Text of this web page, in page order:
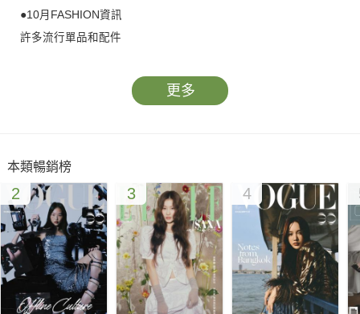
●10月FASHION資訊
許多流行單品和配件
●秋冬的水潤輕薄「透美顏」
同時具備香氛精品與時尚魅力!
●黛珂AQMW 4D解密駐顏精華
回溯青春緊緻的秘密!
●「聰明購物」輕鬆變身時尚魅力女
烈初購物LIST才能聰明消費、輕鬆變美人喔!
●秋季來了!一同前往時尚店鋪Shopping!
輕鬆成為美國lady還能舒適享受購物環境"
更多
本類暢銷榜
2 3 4